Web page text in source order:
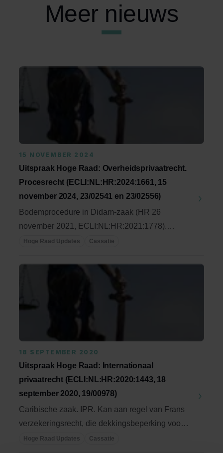
Meer nieuws
15 NOVEMBER 2024
Uitspraak Hoge Raad: Overheidsprivaatrecht.
Procesrecht (ECLI:NL:HR:2024:1661, 15
november 2024, 23/02541 en 23/02556)
Bodemprocedure in Didam-zaak (HR 26
november 2021, ECLI:NL:HR:2021:1778).
Toepasselijkheid ...
Hoge Raad Updates Cassatie
18 SEPTEMBER 2020
Uitspraak Hoge Raad: Internationaal
privaatrecht (ECLI:NL:HR:2020:1443, 18
september 2020, 19/00978)
Caribische zaak. IPR. Kan aan regel van Frans
verzekeringsrecht, die dekkingsbeperking voor
...Hoge Raad Updates Cassatie